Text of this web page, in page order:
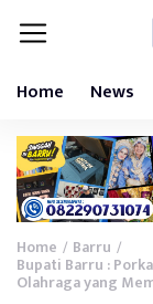
Home News
Home / Barru /
Bupati Barru :
Olahraga yang